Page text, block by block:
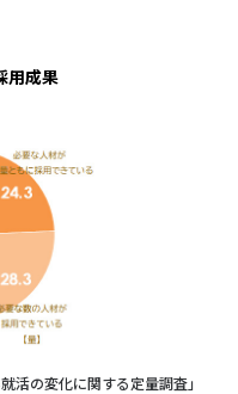
用成果
活の変化に関する定量調査」